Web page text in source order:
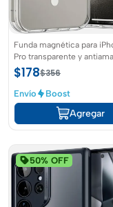
Funda magnética para
Pro transparente y
resistente a los arañazos y
$178$356
Envío Boost
Agregar
50% OFF